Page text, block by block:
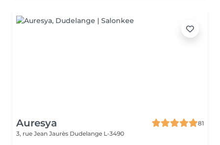
Auresya
81
3, rue Jean Jaurès Dudelange L-3490